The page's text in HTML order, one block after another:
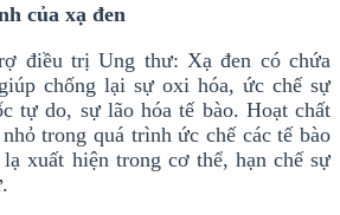
của xạ đen
điều trị Ung thư: Xạ đen có chứa
chống lại sự oxi hóa, ức chế sự
tự do, sự lão hóa tế bào. Hoạt chất
trong quá trình ức chế các tế bào
xuất hiện trong cơ thể, hạn chế sự